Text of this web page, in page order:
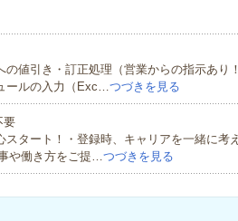
の値引き・訂正処理（営業からの指示あり
ールの入力（Exc…つづきを見る
要
スタート！・登録時、キャリアを一緒に考
や働き方をご提…つづきを見る